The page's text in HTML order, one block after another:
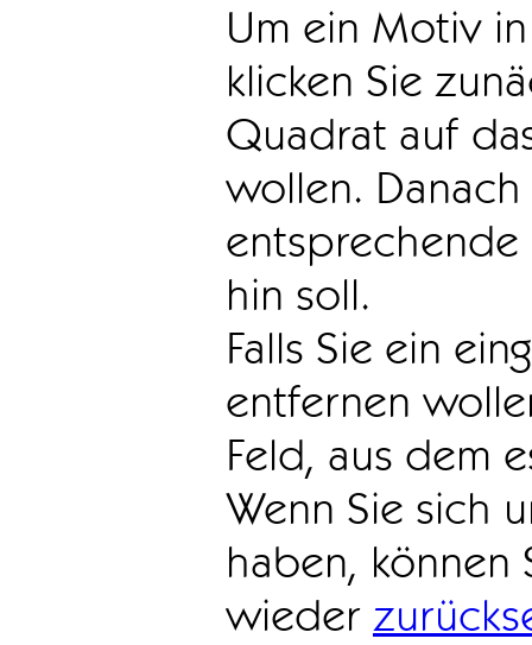
Um ein Motiv
klicken Sie
Quadrat auf
wollen.
hin soll.
Falls Sie ein
entfernen
Feld, aus dem
Wenn Sie sich
haben, können
wieder